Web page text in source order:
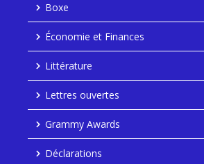
Boxe
Économie et Finances
Littérature
Lettres ouvertes
Grammy Awards
Déclarations